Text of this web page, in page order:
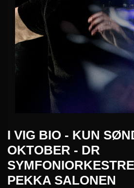
I VIG BIO - KUN
OKTOBER - DR
PEKKA SALONEN